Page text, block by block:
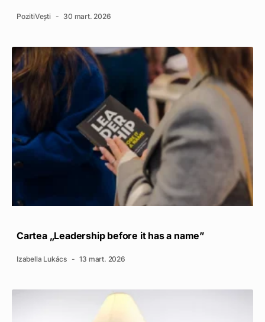
PozitiVești 30 mart. 2026
Cartea „Leadership before it has a name”
Izabella Lukács 13 mart. 2026